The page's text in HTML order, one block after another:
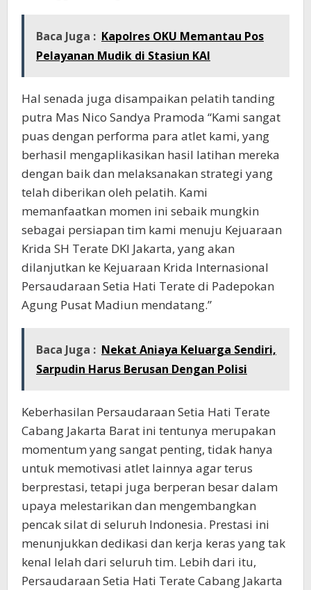
Baca Juga : Kapolres OKU Memantau Pos
Pelayanan Mudik di Stasiun KAI
Hal senada juga disampaikan pelatih tanding
putra Mas Nico Sandya Pramoda “Kami sangat
puas dengan performa para atlet kami, yang
berhasil mengaplikasikan hasil latihan mereka
dengan baik dan melaksanakan strategi yang
telah diberikan oleh pelatih. Kami
memanfaatkan momen ini sebaik mungkin
sebagai persiapan tim kami menuju Kejuaraan
Krida SH Terate DKI Jakarta, yang akan
dilanjutkan ke Kejuaraan Krida Internasional
Persaudaraan Setia Hati Terate di Padepokan
Agung Pusat Madiun mendatang.”
Baca Juga : Nekat Aniaya Keluarga Sendiri,
Sarpudin Harus Berusan Dengan Polisi
Keberhasilan Persaudaraan Setia Hati Terate
Cabang Jakarta Barat ini tentunya merupakan
momentum yang sangat penting, tidak hanya
untuk memotivasi atlet lainnya agar terus
berprestasi, tetapi juga berperan besar dalam
upaya melestarikan dan mengembangkan
pencak silat di seluruh Indonesia. Prestasi ini
menunjukkan dedikasi dan kerja keras yang tak
kenal lelah dari seluruh tim. Lebih dari itu,
Persaudaraan Setia Hati Terate Cabang Jakarta